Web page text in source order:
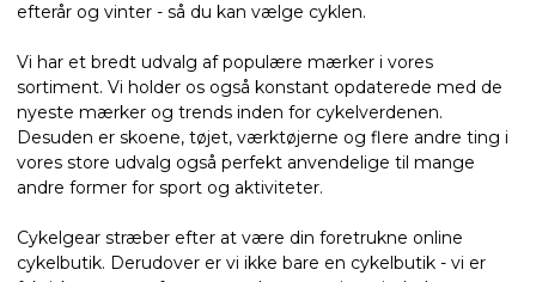
efterår og vinter - så du kan vælge cyklen.
Vi har et bredt udvalg af populære mærker i vores
sortiment. Vi holder os også konstant opdaterede med de
nyeste mærker og trends inden for cykelverdenen.
Desuden er skoene, tøjet, værktøjerne og flere andre ting i
vores store udvalg også perfekt anvendelige til mange
andre former for sport og aktiviteter.
Cykelgear stræber efter at være din foretrukne online
cykelbutik. Derudover er vi ikke bare en cykelbutik - vi er